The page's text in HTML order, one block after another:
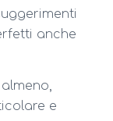
anche
e